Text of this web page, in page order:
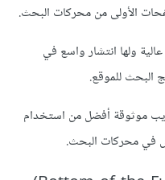
الأولى من محركات البحث.
ولها انتشار واسع في
البحث للموقع.
موثوقة أفضل من استخدام
في محركات البحث.